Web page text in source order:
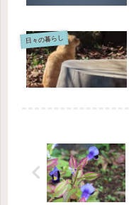
日々の暮らし